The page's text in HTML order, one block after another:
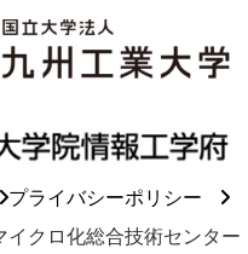
プライバシーポリシー
クロ化総合技術センター